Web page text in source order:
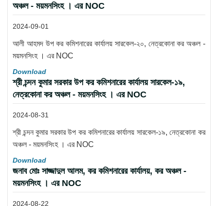
অঞ্চল - ময়মনসিংহ । এর NOC
2024-09-01
আলী আহমদ উপ কর কমিশনারের কার্যালয় সারকেল-২০, নেত্রকোনা কর অঞ্চল -
ময়মনসিংহ । এর NOC
Download
শ্রী চন্দন কুমার সরকার উপ কর কমিশনারের কার্যালয় সারকেল-১৯,
নেত্রকোনা কর অঞ্চল - ময়মনসিংহ । এর NOC
2024-08-31
শ্রী চন্দন কুমার সরকার উপ কর কমিশনারের কার্যালয় সারকেল-১৯, নেত্রকোনা কর
অঞ্চল - ময়মনসিংহ । এর NOC
Download
জনাব মোঃ সাজ্জাদুল আলম, কর কমিশনারের কার্যালয়, কর অঞ্চল -
ময়মনসিংহ । এর NOC
2024-08-22